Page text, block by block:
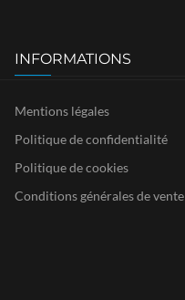
INFORMATIONS
Mentions légales
Politique de confidentialité
Politique de cookies
Conditions générales de vente